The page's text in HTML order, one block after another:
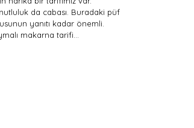
da cabası. Buradaki püf
yanıtı kadar önemli.
makarna tarifi…